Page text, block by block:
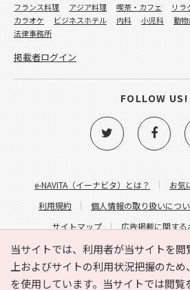
当サイトでは、利用者が当サイトを
上およびサイトの利用状況把握のため
を使用しています。当サイトでは閲覧
e-NAVITA（イーナビタ）とは？ お気
利用規約
個人情報の取り扱いにつ
サイトマップ
広告掲載に関す
サイトの内容に関するお問
フランス料理
アジア料理 喫茶・カフェ リラ
カラオケ
ビジネスホテル 内科 小児科 動
法律事務所
掲載者ログイン
FOLLOW US!